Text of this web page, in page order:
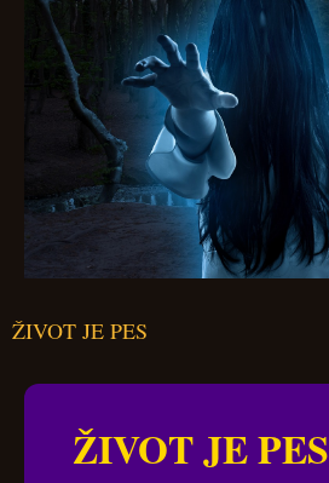
ŽIVOT JE PES
ŽIVOT JE PES